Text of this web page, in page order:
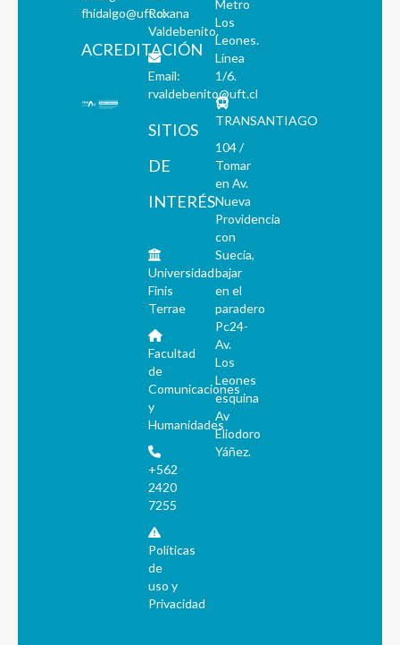
fhidalgo@uft.cl
ACREDITACIÓN
Roxana
Valdebenito.
Email:
rvaldebenito@uft.cl
SITIOS
DE
INTERÉS
Universidad
Finis
Terrae
Facultad
de
Comunicaciones
y
Humanidades
+562
2420
7255
Políticas
de
uso y
Privacidad
Metro
Los
Leones.
Línea
1/6.
TRANSANTIAGO
104 /
Tomar
en Av.
Nueva
Providencia
con
Suecia,
bajar
en el
paradero
Pc24-
Av.
Los
Leones
esquina
Av
Eliodoro
Yáñez.